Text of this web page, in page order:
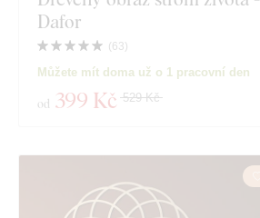
Dafor
(63)
Můžete mít doma už o 1 pracovní den
od 399 Kč 529 Kč